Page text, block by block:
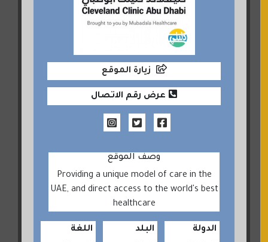
زيارة الموقع
عرض رقم الاتصال
وصف الموقع
Providing a unique model of care in the
UAE, and direct access to the world's best
healthcare
الدولة
البلد
اللغة